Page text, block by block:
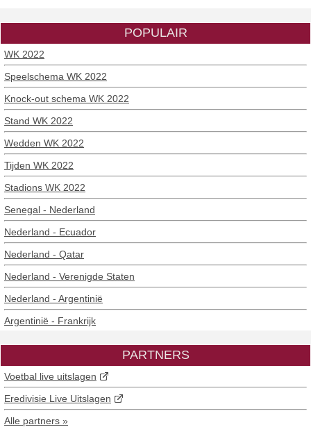
POPULAIR
WK 2022
Speelschema WK 2022
Knock-out schema WK 2022
Stand WK 2022
Wedden WK 2022
Tijden WK 2022
Stadions WK 2022
Senegal - Nederland
Nederland - Ecuador
Nederland - Qatar
Nederland - Verenigde Staten
Nederland - Argentinië
Argentinië - Frankrijk
PARTNERS
Voetbal live uitslagen
Eredivisie Live Uitslagen
Alle partners »